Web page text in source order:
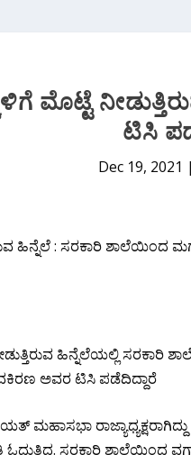
ಮೊಟ್ಟೆ
ಟಿಸಿ
Dec 19, 2021
ಹಿನ್ನೆಲೆಯಲ್ಲಿ
ಅವರ ಟಿಸಿ ಪಡೆದಿದ್ದಾರೆ‌
ಮಹಾಸಭಾ
ಸರಕಾರಿ ಶಾಲೆಯಿಂದ